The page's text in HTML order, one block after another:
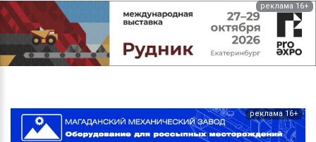
реклама 16+
реклама 16+